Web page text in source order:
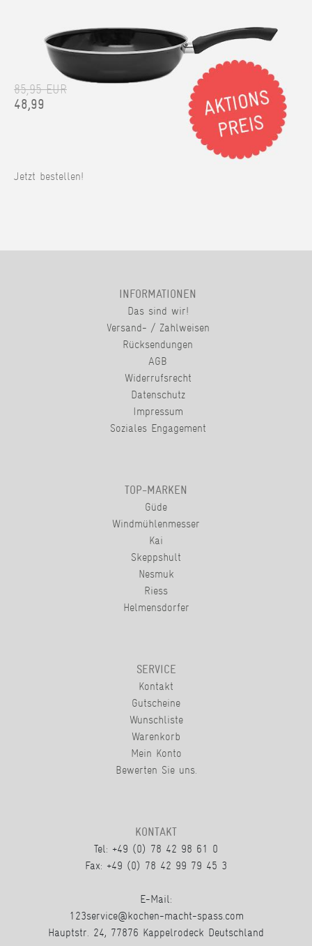
85,95 EUR
48,99
Jetzt bestellen!
INFORMATIONEN
Das sind wir!
Versand- / Zahlweisen
Rücksendungen
AGB
Widerrufsrecht
Datenschutz
Impressum
Soziales Engagement
TOP-MARKEN
Güde
Windmühlenmesser
Kai
Skeppshult
Nesmuk
Riess
Helmensdorfer
SERVICE
Kontakt
Gutscheine
Wunschliste
Warenkorb
Mein Konto
Bewerten Sie uns.
KONTAKT
Tel: +49 (0) 78 42 98 61 0
Fax: +49 (0) 78 42 99 79 45 3
E-Mail:
123service@kochen-macht-spass.com
Hauptstr. 24, 77876 Kappelrodeck Deutschland